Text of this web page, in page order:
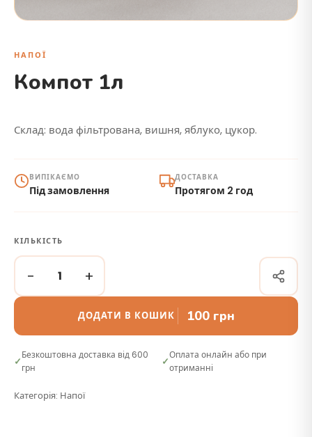
НАПОЇ
Компот 1л
Склад: вода фільтрована, вишня, яблуко, цукор.
ВИПІКАЄМО
Під замовлення
ДОСТАВКА
Протягом 2 год
КІЛЬКІСТЬ
− +
ДОДАТИ В КОШИК 100грн
Безкоштовна доставка від 600
грн
Оплата онлайн або при
отриманні
Категорія: Напої